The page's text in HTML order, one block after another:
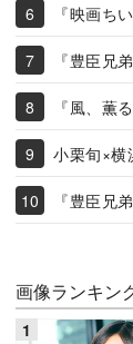
『映画ち
『豊臣兄
『風、薫
小栗旬×横
『豊臣兄
画像ランキン